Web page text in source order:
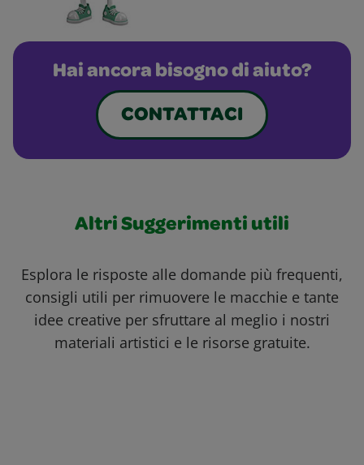
Hai ancora bisogno di aiuto?
CONTATTACI
Altri Suggerimenti utili
Esplora le risposte alle domande più frequenti,
consigli utili per rimuovere le macchie e tante
idee creative per sfruttare al meglio i nostri
materiali artistici e le risorse gratuite.